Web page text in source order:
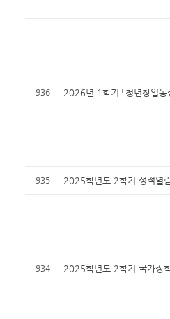
936 2026년 1학기 「청년창업농
935 2025학년도 2학기 성적열
934 2025학년도 2학기 국가장